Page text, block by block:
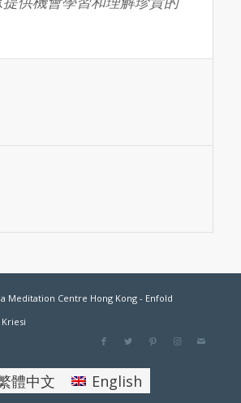
Meditation Centre Hong Kong- Enfold
體中文 English